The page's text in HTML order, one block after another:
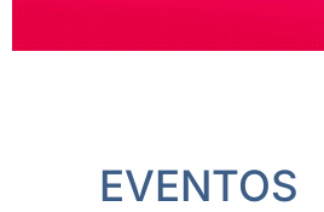
EVENTOS